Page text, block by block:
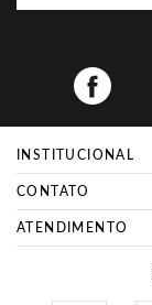
INSTITUCIONAL
CONTATO
ATENDIMENTO